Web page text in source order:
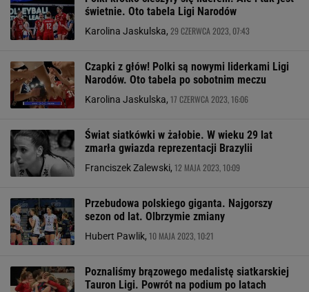
świetnie. Oto tabela Ligi Narodów
Karolina Jaskulska, 29 CZERWCA 2023, 07:43
Czapki z głów! Polki są nowymi liderkami Ligi
Narodów. Oto tabela po sobotnim meczu
Karolina Jaskulska, 17 CZERWCA 2023, 16:06
Świat siatkówki w żałobie. W wieku 29 lat
zmarła gwiazda reprezentacji Brazylii
Franciszek Zalewski, 12 MAJA 2023, 10:09
Przebudowa polskiego giganta. Najgorszy
sezon od lat. Olbrzymie zmiany
Hubert Pawlik, 10 MAJA 2023, 10:21
Poznaliśmy brązowego medalistę siatkarskiej
Tauron Ligi. Powrót na podium po latach